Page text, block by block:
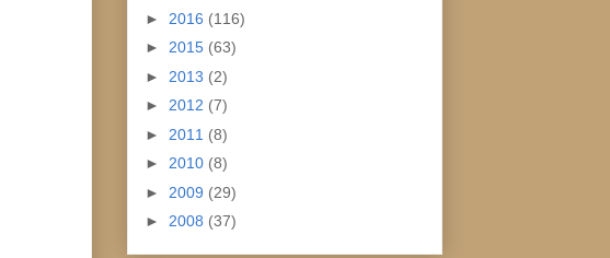
► 2016 (116)
► 2015 (63)
► 2013 (2)
► 2012 (7)
► 2011 (8)
► 2010 (8)
► 2009 (29)
► 2008 (37)